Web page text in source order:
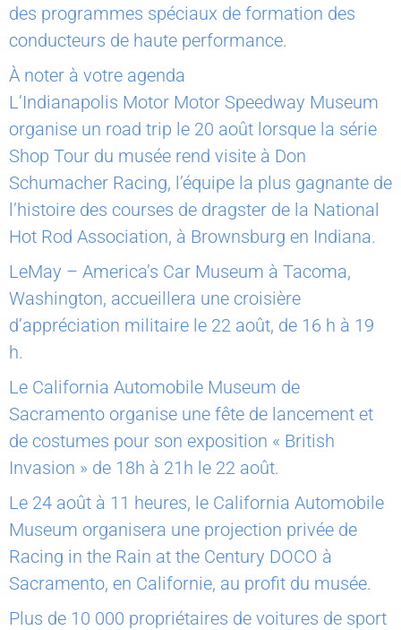
des programmes spéciaux de formation des
conducteurs de haute performance.
À noter à votre agenda
L’Indianapolis Motor Motor Speedway Museum
organise un road trip le 20 août lorsque la série
Shop Tour du musée rend visite à Don
Schumacher Racing, l’équipe la plus gagnante de
l’histoire des courses de dragster de la National
Hot Rod Association, à Brownsburg en Indiana.
LeMay – America’s Car Museum à Tacoma,
Washington, accueillera une croisière
d’appréciation militaire le 22 août, de 16 h à 19
h.
Le California Automobile Museum de
Sacramento organise une fête de lancement et
de costumes pour son exposition « British
Invasion » de 18h à 21h le 22 août.
Le 24 août à 11 heures, le California Automobile
Museum organisera une projection privée de
Racing in the Rain at the Century DOCO à
Sacramento, en Californie, au profit du musée.
Plus de 10 000 propriétaires de voitures de sport